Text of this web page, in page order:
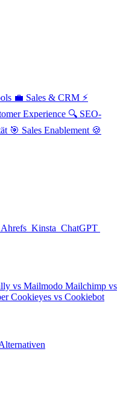
💼 Sales & CRM ⚡
Experience 🔍 SEO-
🎯 Sales Enablement 🍪
Ahrefs Kinsta ChatGPT
vs Mailmodo Mailchimp vs
Cookieyes vs Cookiebot